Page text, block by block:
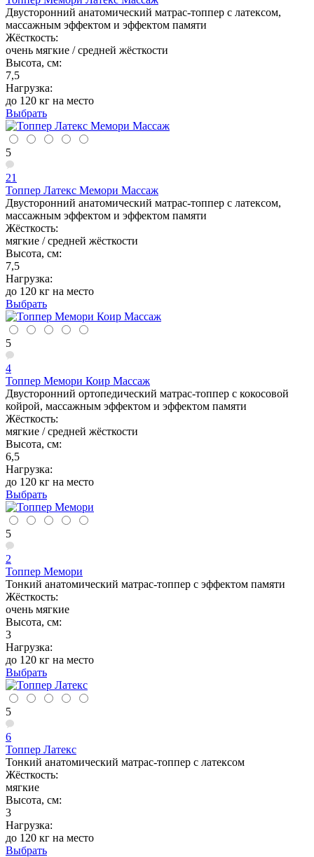
Двусторонний анатомический матрас-топпер с латексом,
массажным эффектом и эффектом памяти
Жёсткость:
очень мягкие / средней жёсткости
Высота, см:
7,5
Нагрузка:
до 120 кг на место
Выбрать
5
21
Топпер Латекс Мемори Массаж
Двусторонний анатомический матрас-топпер с латексом,
массажным эффектом и эффектом памяти
Жёсткость:
мягкие / средней жёсткости
Высота, см:
7,5
Нагрузка:
до 120 кг на место
Выбрать
5
4
Топпер Мемори Коир Массаж
Двусторонний ортопедический матрас-топпер с кокосовой
койрой, массажным эффектом и эффектом памяти
Жёсткость:
мягкие / средней жёсткости
Высота, см:
6,5
Нагрузка:
до 120 кг на место
Выбрать
5
2
Топпер Мемори
Тонкий анатомический матрас-топпер с эффектом памяти
Жёсткость:
очень мягкие
Высота, см:
3
Нагрузка:
до 120 кг на место
Выбрать
5
6
Топпер Латекс
Тонкий анатомический матрас-топпер с латексом
Жёсткость:
мягкие
Высота, см:
3
Нагрузка:
до 120 кг на место
Выбрать